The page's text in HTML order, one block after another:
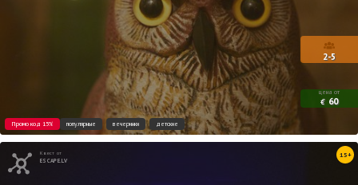
2-5
цена от
€ 60
Промо код 15% популярные вечеринки детские
Квест от
ESCAPE.LV
15+